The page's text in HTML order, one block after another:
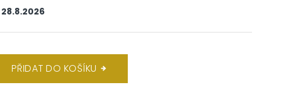
28.8.2026
PŘIDAT DO KOŠÍKU